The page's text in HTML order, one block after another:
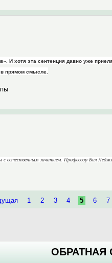
И хотя эта сентенция давно уже
прямом смысле.
естественным зачатием. Профессор Бил
1 2 3 4 5 6 7
ОБРАТНАЯ